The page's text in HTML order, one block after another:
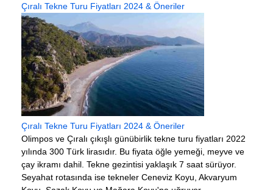
Çıralı Tekne Turu Fiyatları 2024 & Öneriler
Çıralı Tekne Turu Fiyatları 2024 & Öneriler
Olimpos ve Çıralı çıkışlı günübirlik tekne turu fiyatları 2022
yılında 300 Türk lirasıdır. Bu fiyata öğle yemeği, meyve ve
çay ikramı dahil. Tekne gezintisi yaklaşık 7 saat sürüyor.
Seyahat rotasında ise tekneler Ceneviz Koyu, Akvaryum